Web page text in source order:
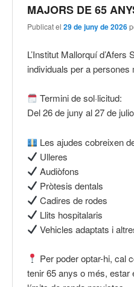
MAJORS DE 65
Publicat el29 de juny de 2026
L’Institut Mallorquí d’Afers
individuals per a
Termini de sol·licitud:
Del 26 de juny al 27 de
Les ajudes cobreixen
Ulleres
Audiòfons
Pròtesis dentals
Cadires de rodes
Llits hospitalaris
Vehicles adaptats i
Per poder optar-hi, cal
tenir 65 anys o més, estar